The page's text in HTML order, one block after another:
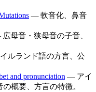
— 軟音化、鼻音
母音・狭母音の子音、
ルランド語の方言、公
and pronunciation — アイ
概要、方言の特徴。